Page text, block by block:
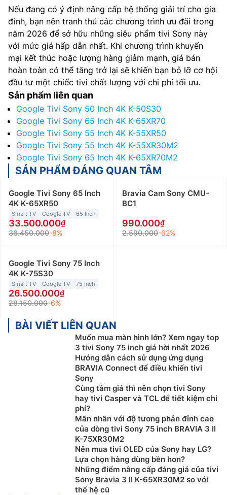
Nếu đang có ý định nâng cấp hệ thống giải trí cho gia
đình, bạn nên tranh thủ các chương trình ưu đãi trong
năm 2026 để sở hữu những siêu phẩm tivi Sony này
với mức giá hấp dẫn nhất. Khi chương trình khuyến
mại kết thúc hoặc lượng hàng giảm mạnh, giá bán
hoàn toàn có thể tăng trở lại sẽ khiến bạn bỏ lỡ cơ hội
đầu tư một chiếc tivi chất lượng với chi phí tối ưu.
Sản phẩm liên quan
Google Tivi Sony 50 Inch 4K K-50S30
Google Tivi Sony 65 Inch 4K K-65XR70
Google Tivi Sony 55 Inch 4K K-55XR50
Google Tivi Sony 55 Inch 4K K-55XR30M2
Google Tivi Sony 65 Inch 4K K-65XR70M2
SẢN PHẨM ĐÁNG QUAN TÂM
Google Tivi Sony 65 Inch
4K K-65XR50
Smart TV Google TV 65 Inch
33.500.000
36.450.000-8%
Bravia Cam Sony CMU-
BC1
990.000
2.590.000-62%
Google Tivi Sony 75 Inch
4K K-75S30
Smart TV Google TV 75 Inch
26.500.000
28.150.000-6%
BÀI VIẾT LIÊN QUAN
Muốn mua màn hình lớn? Xem ngay top
3 tivi Sony 75 inch giá hời nhất 2026
Hướng dẫn cách sử dụng ứng dụng
BRAVIA Connect để điều khiển tivi
Sony
Cùng tầm giá thì nên chọn tivi Sony
hay tivi Casper và TCL để tiết kiệm chi
phí?
Mãn nhãn với độ tương phản đỉnh cao
của dòng tivi Sony 75 inch BRAVIA 3 II
K-75XR30M2
Nên mua tivi OLED của Sony hay LG?
Lựa chọn hàng dùng bền hơn?
Những điểm nâng cấp đáng giá của tivi
Sony Bravia 3 II K-65XR30M2 so với
thế hệ cũ